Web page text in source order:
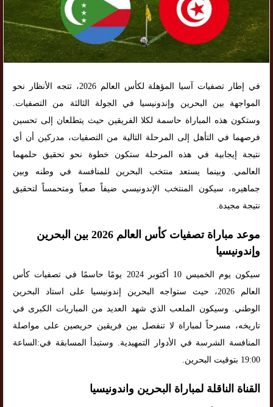
في إطار تصفيات آسيا المؤهلة لكأس العالم 2026، تتجه الأنظار نحو
المواجهة بين البحرين وإندونيسيا في الجولة الثالثة من التصفيات.
وستكون هذه المباراة حاسمة لكلا الفريقين حيث يتطلعان إلى تحسين
فرصهما في التأهل إلى المرحلة التالية من التصفيات، مدركين أن أي
نتيجة إيجابية في هذه المرحلة ستكون خطوة نحو تحقيق حلمهما
العالمي. وبينما يستعد منتخب البحرين للمنافسة في وطنه وبين
جماهيره، سيكون المنتخب الإندونيسي ضيفاً صعباً ومتحمساً لتحقيق
نتيجة مجيدة.
موعد مباراة تصفيات كأس العالم 2026 بين البحرين
وإندونيسيا
سيكون يوم الخميس 10 أكتوبر 2024 يومًا حاسمًا في تصفيات كأس
العالم 2026، حيث ستواجه البحرين إندونيسيا على استاد البحرين
الوطني. وسيكون الملعب الذي شهد العديد من المباريات الكبرى في
تاريخه، مسرحاً لمباراة لا تنفصل بين فريقين حريصين على مواصلة
المنافسة الشرسة في الأدوار التمهيدية. وستبدأ المسابقة في:الساعة
19:00 بتوقيت البحرين.
القناة الناقلة لمباراة البحرين واندونيسيا